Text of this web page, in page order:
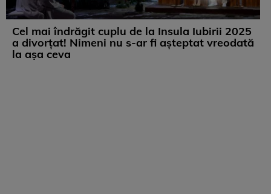
Cel mai îndrăgit cuplu de la Insula Iubirii 2025
a divorțat! Nimeni nu s-ar fi așteptat vreodată
la așa ceva